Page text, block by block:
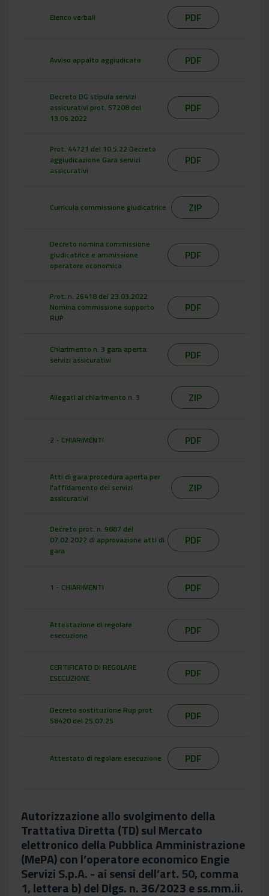
Elenco verbali PDF
Avviso appalto aggiudicato PDF
Decreto DG stipula servizi
assicurativi prot. 57208 del
13.06.2022
PDF
Prot. 44721 del 10.5.22 Decreto
aggiudicazione Gara servizi
assicurativi
PDF
Curricula commissione giudicatrice ZIP
Decreto nomina commissione
giudicatrice e ammissione
operatore economico
PDF
Prot. n. 26418 del 23.03.2022
Nomina commissione supporto
RUP
PDF
Chiarimento n. 3 gara aperta
servizi assicurativi
PDF
Allegati al chiarimento n. 3 ZIP
2 - CHIARIMENTI PDF
Atti di gara procedura aperta per
l'affidamento dei servizi
assicurativi
ZIP
Decreto prot. n. 9887 del
07.02.2022 di approvazione atti di
gara
PDF
1 - CHIARIMENTI PDF
Attestazione di regolare
esecuzione
PDF
CERTIFICATO DI REGOLARE
ESECUZIONE
PDF
Decreto sostituzione Rup prot
58420 del 25.07.25
PDF
Attestato di regolare esecuzione PDF
Autorizzazione allo svolgimento della
Trattativa Diretta (TD) sul Mercato
elettronico della Pubblica Amministrazione
(MePA) con l’operatore economico Engie
Servizi S.p.A. - ai sensi dell’art. 50, comma
1, lettera b) del Dlgs. n. 36/2023 e ss.mm.ii.